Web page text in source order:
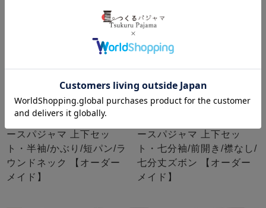
和晒京ひとえガーゼレディ
ースパジャマ 上下セッ
ト・半袖/かぶり/短パン/ラ
ウンドネック 【オーダー
メイド】
ースパジャマ 上下セッ
ト・七分袖/前開き/襟なし/
七分丈ズボン 【オーダー
メイド】